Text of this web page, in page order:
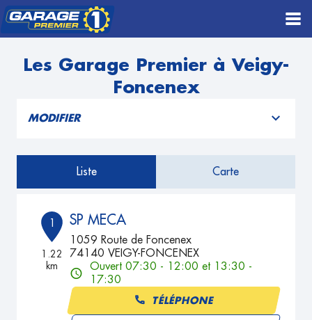
Les Garage Premier à Veigy-
Foncenex
MODIFIER
Liste Carte
1
1.22
km
SP MECA
1059 Route de Foncenex
74140 VEIGY-FONCENEX
Ouvert 07:30 - 12:00 et 13:30 -
17:30
TÉLÉPHONE